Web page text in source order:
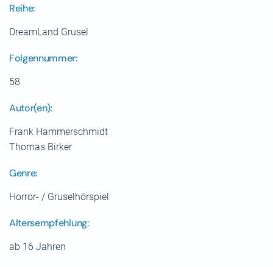
Reihe:
DreamLand Grusel
Folgennummer:
58
Autor(en):
Frank Hammerschmidt
Thomas Birker
Genre:
Horror- / Gruselhörspiel
Altersempfehlung:
ab 16 Jahren